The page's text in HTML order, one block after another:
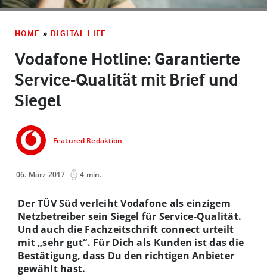
HOME » DIGITAL LIFE
Vodafone Hotline: Garantierte
Service-Qualität mit Brief und
Siegel
Featured Redaktion
06. März 2017 4 min.
Der TÜV Süd verleiht Vodafone als einzigem
Netzbetreiber sein Siegel für Service-Qualität.
Und auch die Fachzeitschrift connect urteilt
mit „sehr gut“. Für Dich als Kunden ist das die
Bestätigung, dass Du den richtigen Anbieter
gewählt hast.